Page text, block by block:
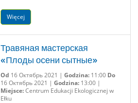
Więcej
Травяная мастерская
«Плоды осени сытные»
Od 16 Октябрь 2021 | Godzina:11:00 Do
16 Октябрь 2021 | Godzina:13:00 |
Miejsce:Centrum Edukacji Ekologicznej w
Ełku